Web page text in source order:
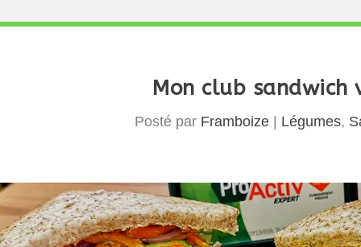
Mon club sandwich
Posté par Framboize| Légumes,